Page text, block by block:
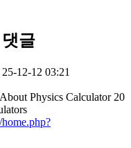
글
25-12-12 03:21
Physics Calculator 20